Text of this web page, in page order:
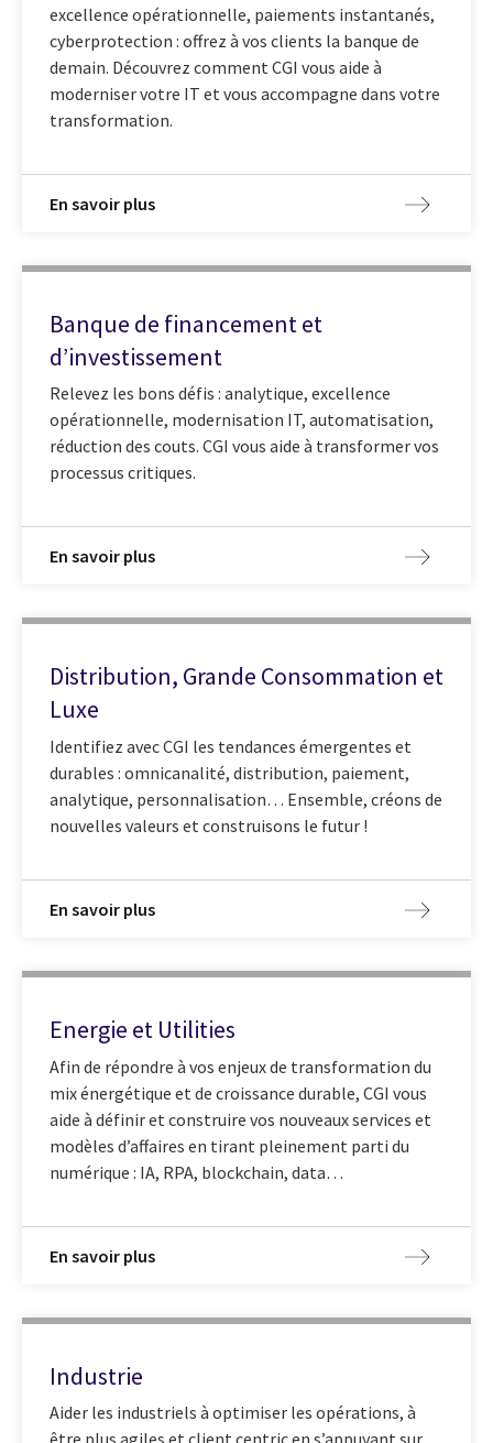
excellence opérationnelle, paiements instantanés,
cyberprotection : offrez à vos clients la banque de
demain. Découvrez comment CGI vous aide à
moderniser votre IT et vous accompagne dans votre
transformation.
En savoir plus
Banque de financement et
d’investissement
Relevez les bons défis : analytique, excellence
opérationnelle, modernisation IT, automatisation,
réduction des couts. CGI vous aide à transformer vos
processus critiques.
En savoir plus
Distribution, Grande Consommation et
Luxe
Identifiez avec CGI les tendances émergentes et
durables : omnicanalité, distribution, paiement,
analytique, personnalisation… Ensemble, créons de
nouvelles valeurs et construisons le futur !
En savoir plus
Energie et Utilities
Afin de répondre à vos enjeux de transformation du
mix énergétique et de croissance durable, CGI vous
aide à définir et construire vos nouveaux services et
modèles d’affaires en tirant pleinement parti du
numérique : IA, RPA, blockchain, data…
En savoir plus
Industrie
Aider les industriels à optimiser les opérations, à